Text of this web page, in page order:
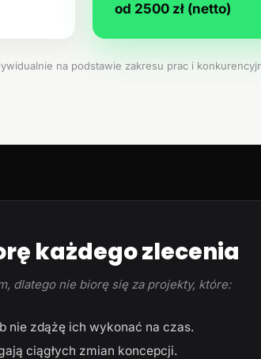
od 2500 zł (netto)
na podstawie zakresu prac i
każdego zlecenia
dlatego nie biorę się za projekty, które:
nie zdążę ich wykonać na czas.
ciągłych zmian koncepcji.